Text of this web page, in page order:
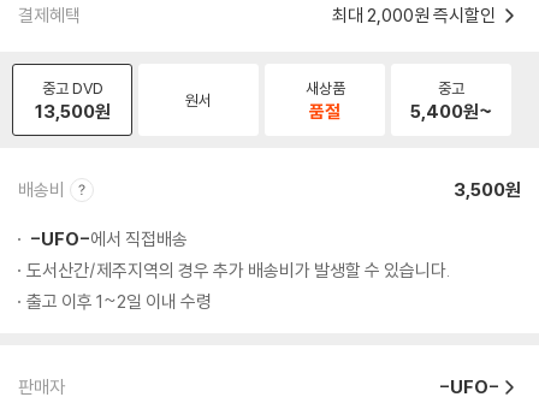
결제혜택 최대 2,000원 즉시할인
중고 DVD
13,500원 원서
새상품
품절
중고
5,400원~
배송비 3,500원
-UFO-에서 직접배송
도서산간/제주지역의 경우 추가 배송비가 발생할 수 있습니다.
출고 이후 1~2일 이내 수령
판매자 -UFO-